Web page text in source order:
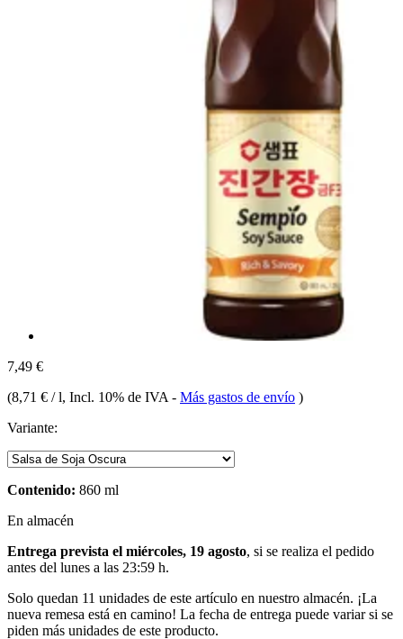
7,49 €
(8,71 € / l, Incl. 10% de IVA - Más gastos de envío )
Variante:
Contenido: 860 ml
En almacén
Entrega prevista el miércoles, 19 agosto, si se realiza el pedido
antes del lunes a las 23:59 h.
Solo quedan 11 unidades de este artículo en nuestro almacén. ¡La
nueva remesa está en camino! La fecha de entrega puede variar si se
piden más unidades de este producto.